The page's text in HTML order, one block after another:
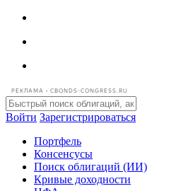
РЕКЛАМА • CBONDS-CONGRESS.RU
Войти Зарегистрироваться
Портфель